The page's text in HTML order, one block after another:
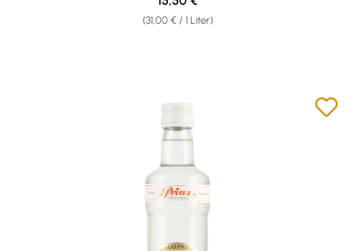
(31,00 € / 1 Liter)